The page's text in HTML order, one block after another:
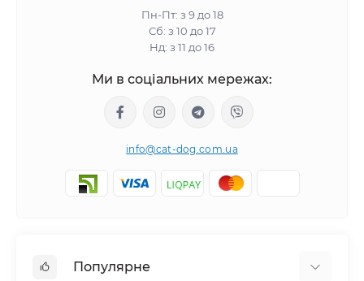
Пн-Пт: з 9 до 18
Сб: з 10 до 17
Нд: з 11 до 16
Ми в соціальних мережах:
info@cat-dog.com.ua
Популярне